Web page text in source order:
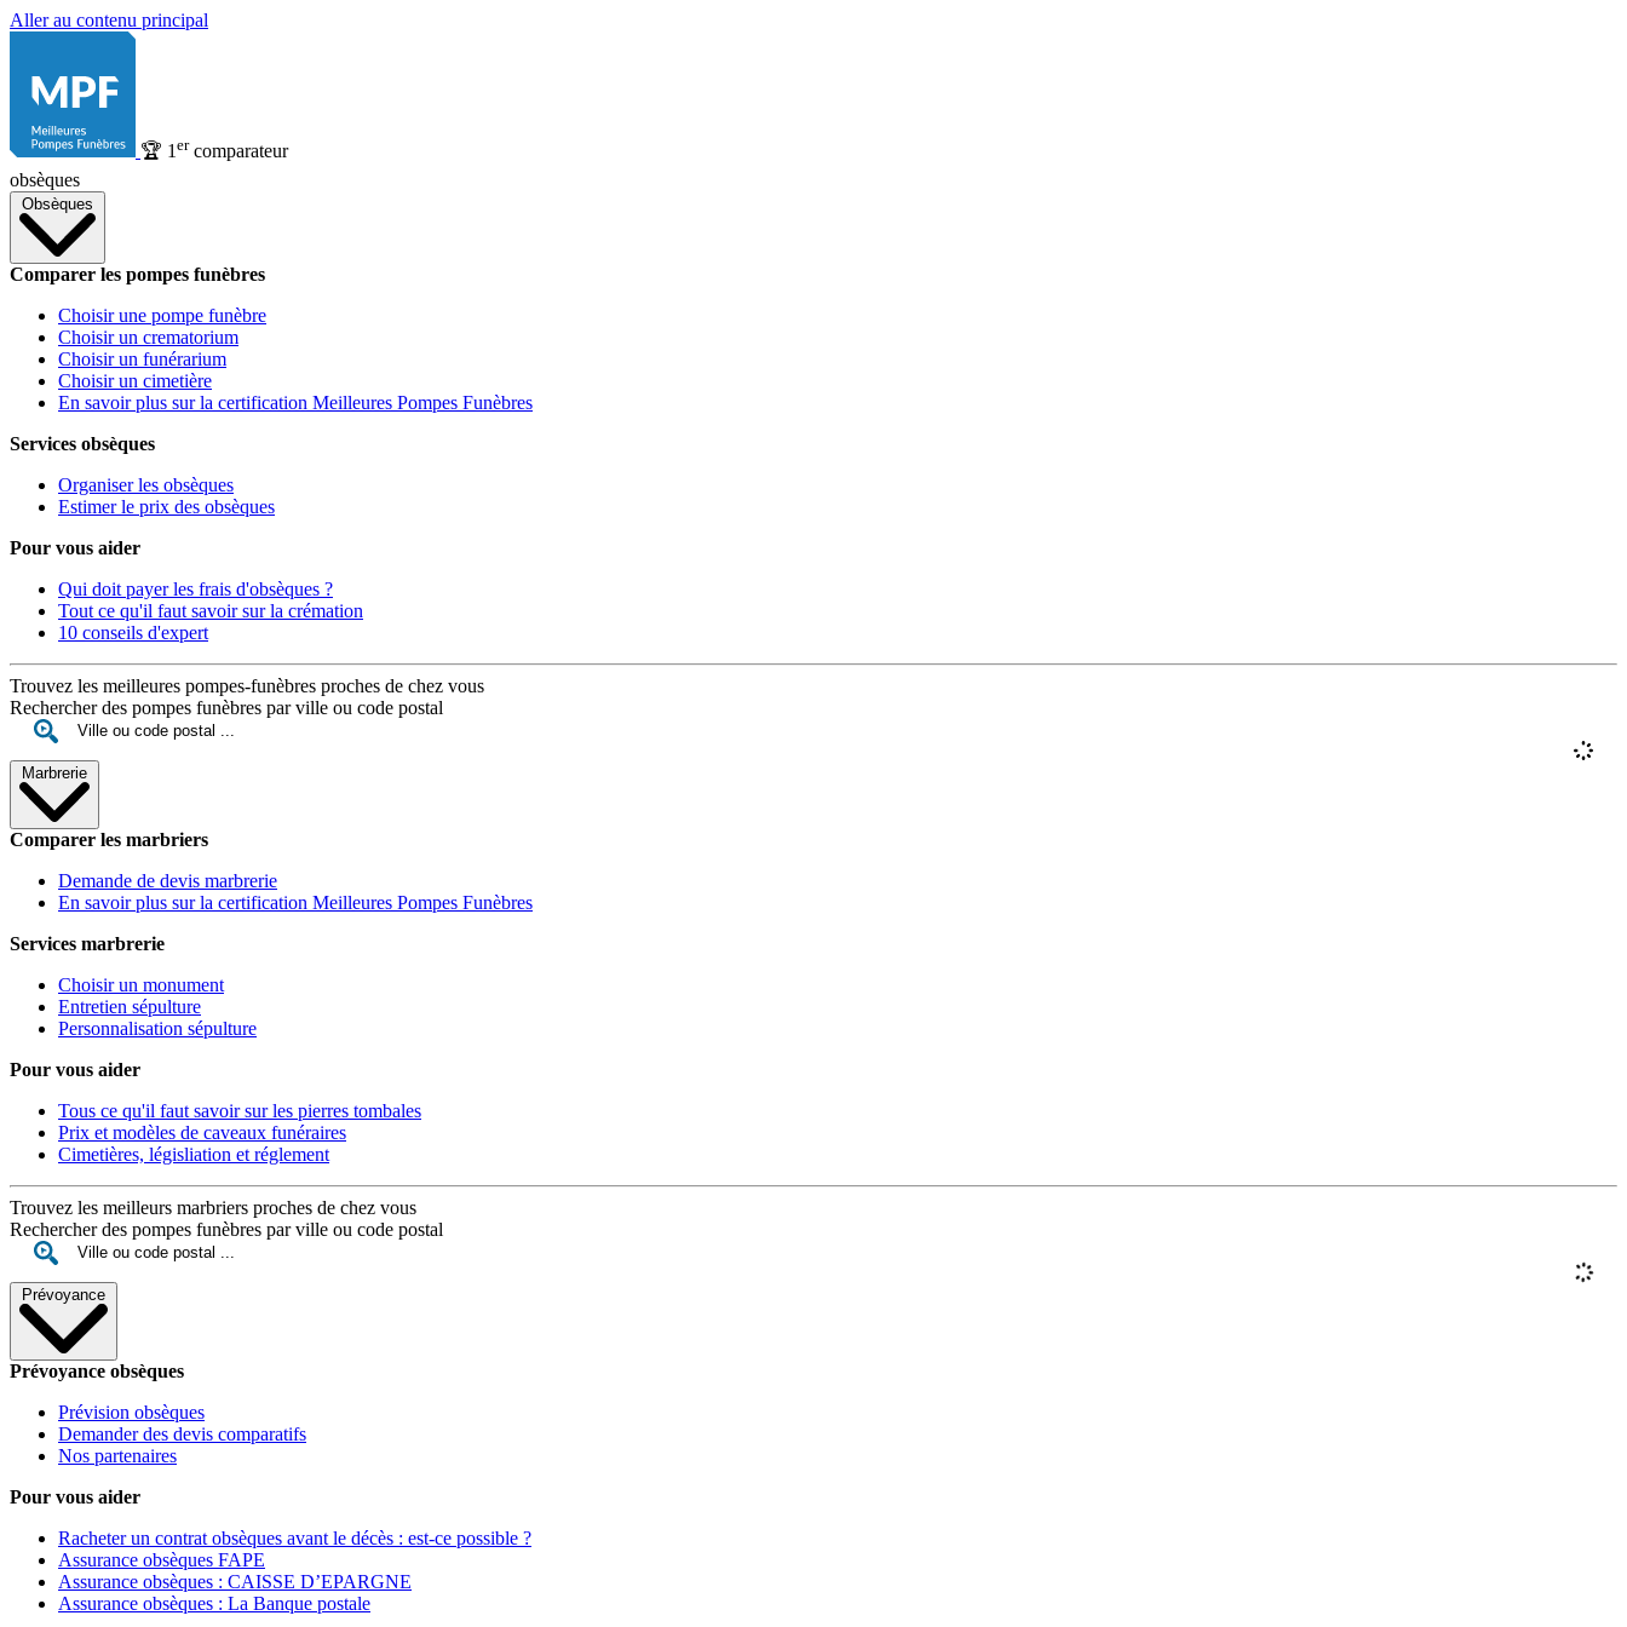
Aller au contenu principal
🏆 1 ercomparateur
obsèques
Obsèques
Comparer les pompes funèbres
Choisir une pompe funèbre
Choisir un crematorium
Choisir un funérarium
Choisir un cimetière
En savoir plus sur la certification Meilleures Pompes Funèbres
Services obsèques
Organiser les obsèques
Estimer le prix des obsèques
Pour vous aider
Qui doit payer les frais d'obsèques ?
Tout ce qu'il faut savoir sur la crémation
10 conseils d'expert
Trouvez les meilleures pompes-funèbres proches de chez vous
Rechercher des pompes funèbres par ville ou code postal
Marbrerie
Comparer les marbriers
Demande de devis marbrerie
En savoir plus sur la certification Meilleures Pompes Funèbres
Services marbrerie
Choisir un monument
Entretien sépulture
Personnalisation sépulture
Pour vous aider
Tous ce qu'il faut savoir sur les pierres tombales
Prix et modèles de caveaux funéraires
Cimetières, législiation et réglement
Trouvez les meilleurs marbriers proches de chez vous
Rechercher des pompes funèbres par ville ou code postal
Prévoyance
Prévoyance obsèques
Prévision obsèques
Demander des devis comparatifs
Nos partenaires
Pour vous aider
Racheter un contrat obsèques avant le décès : est-ce possible ?
Assurance obsèques FAPE
Assurance obsèques : CAISSE D’EPARGNE
Assurance obsèques : La Banque postale